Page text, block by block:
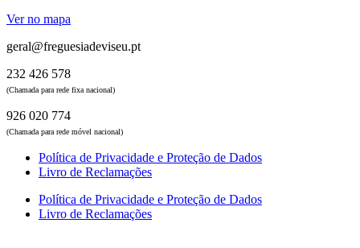
Ver no mapa
geral@freguesiadeviseu.pt
232 426 578
(Chamada para rede fixa nacional)
926 020 774
(Chamada para rede móvel nacional)
Política de Privacidade e Proteção de Dados
Livro de Reclamações
Política de Privacidade e Proteção de Dados
Livro de Reclamações